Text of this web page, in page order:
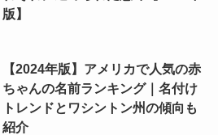
版】
【2024年版】アメリカで人気の赤
ちゃんの名前ランキング｜名付け
トレンドとワシントン州の傾向も
紹介